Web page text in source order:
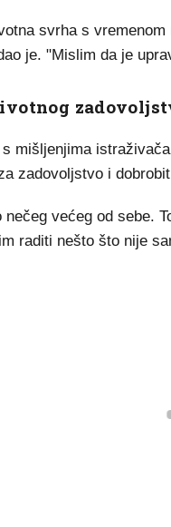
svrha s
je. "Mislim da je
mišljenjima
zadovoljstvo i
većeg od sebe.
raditi nešto što nije